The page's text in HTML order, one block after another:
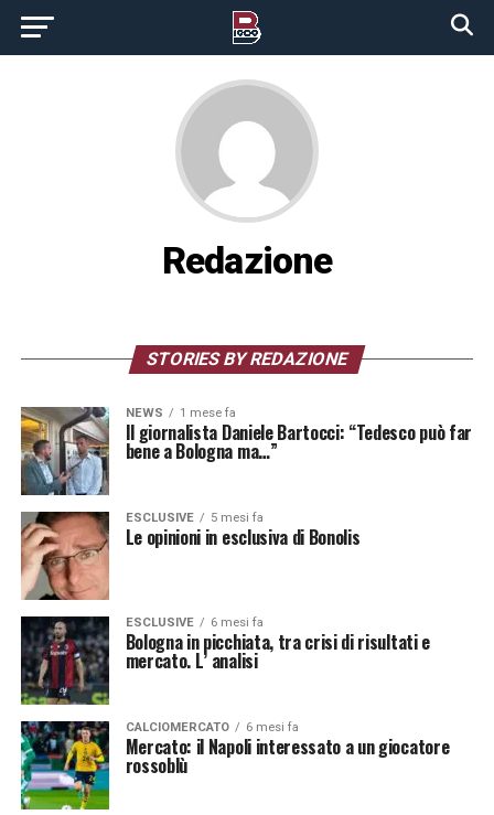
Redazione
STORIES BY REDAZIONE
NEWS 1 mese fa
Il giornalista Daniele Bartocci: “Tedesco può far
bene a Bologna ma…”
ESCLUSIVE 5 mesi fa
Le opinioni in esclusiva di Bonolis
ESCLUSIVE 6 mesi fa
Bologna in picchiata, tra crisi di risultati e
mercato. L’ analisi
CALCIOMERCATO 6 mesi fa
Mercato: il Napoli interessato a un giocatore
rossoblù